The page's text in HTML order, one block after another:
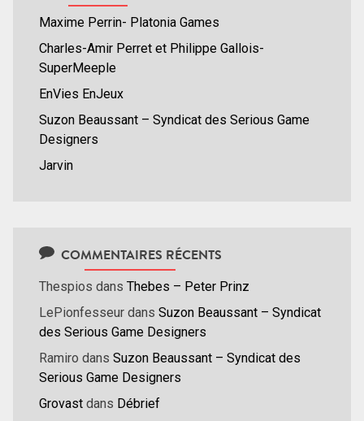
Maxime Perrin- Platonia Games
Charles-Amir Perret et Philippe Gallois-
SuperMeeple
EnVies EnJeux
Suzon Beaussant – Syndicat des Serious Game
Designers
Jarvin
COMMENTAIRES RÉCENTS
Thespios dans Thebes – Peter Prinz
LePionfesseur dans Suzon Beaussant – Syndicat
des Serious Game Designers
Ramiro dans Suzon Beaussant – Syndicat des
Serious Game Designers
Grovast dans Débrief